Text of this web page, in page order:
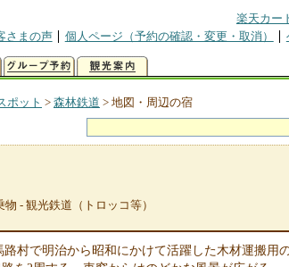
楽天カー
さまの声
個人ページ（予約の確認・変更・取消）
ポット > 森林鉄道 > 地図・周辺の宿
物 - 観光鉄道（トロッコ等）
路村で明治から昭和にかけて活躍した木材運搬用